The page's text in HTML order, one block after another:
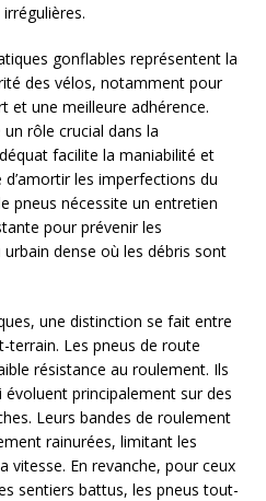
gonflables représentent la
des vélos, notamment pour
et une meilleure adhérence.
rôle crucial dans la
facilite la maniabilité et
les imperfections du
pneus nécessite un entretien
pour prévenir les
dense où les débris sont
une distinction se fait entre
Les pneus de route
résistance au roulement. Ils
principalement sur des
Leurs bandes de roulement
rainurées, limitant les
En revanche, pour ceux
sentiers battus, les pneus tout-